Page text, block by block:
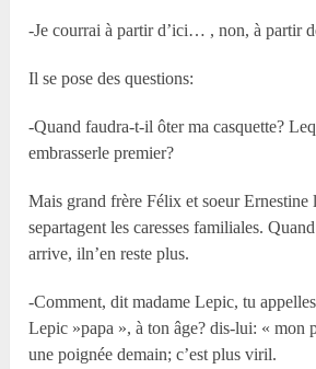
-Je courrai à partir d’ici… , non, à partir
Il se pose des questions:
-Quand faudra-t-il ôter ma casquette?
embrasserle premier?
Mais grand frère Félix et soeur Ernestine
separtagent les caresses familiales.
arrive, iln’en reste plus.
-Comment, dit madame Lepic, tu
Lepic »papa », à ton âge? dis-lui: « mon
une poignée demain; c’est plus viril.